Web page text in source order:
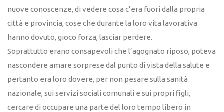
nuove conoscenze, di vedere cosa c’era fuori dalla propria
città e provincia, cose che durante la loro vita lavorativa
hanno dovuto, gioco forza, lasciar perdere.
Soprattutto erano consapevoli che l’agognato riposo, poteva
nascondere amare sorprese dal punto di vista della salute e
pertanto era loro dovere, per non pesare sulla sanità
nazionale, sui servizi sociali comunali e sui propri figli,
cercare di occupare una parte del loro tempo libero in